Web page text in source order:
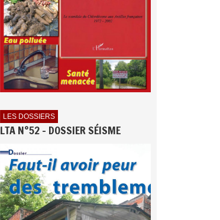
LES DOSSIERS
LTA N°52 - DOSSIER SÉISME